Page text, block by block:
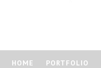
HOME PORTFOLIO